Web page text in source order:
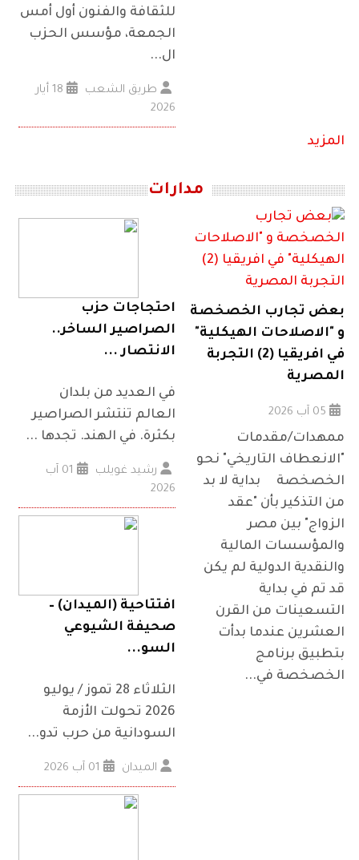
للثقافة والفنون أول أمس
الجمعة، مؤسس الحزب
ال...
طريق الشعب
18 أيار
2026
المزيد
مدارات
بعض تجارب الخصخصة
و "الاصلاحات الهيكلية"
في افريقيا (2) التجربة
المصرية
ممهدات/مقدمات
"الانعطاف التاريخي" نحو
الخصخصة بداية لا بد
من التذكير بأن "عقد
الزواج" بين مصر
والمؤسسات المالية
والنقدية الدولية لم يكن
قد تم في بداية
التسعينات من القرن
العشرين عندما بدأت
بتطبيق برنامج
الخصخصة في...
احتجاجات حزب
الصراصير الساخر..
الانتصار ...
في العديد من بلدان
العالم تنتشر الصراصير
بكثرة. في الهند. تجدها ...
رشيد غويلب
01 آب
2026
افتتاحية (الميدان) –
صحيفة الشيوعي
السو...
الثلاثاء 28 تموز / يوليو
2026 تحولت الأزمة
السودانية من حرب تدو...
الميدان